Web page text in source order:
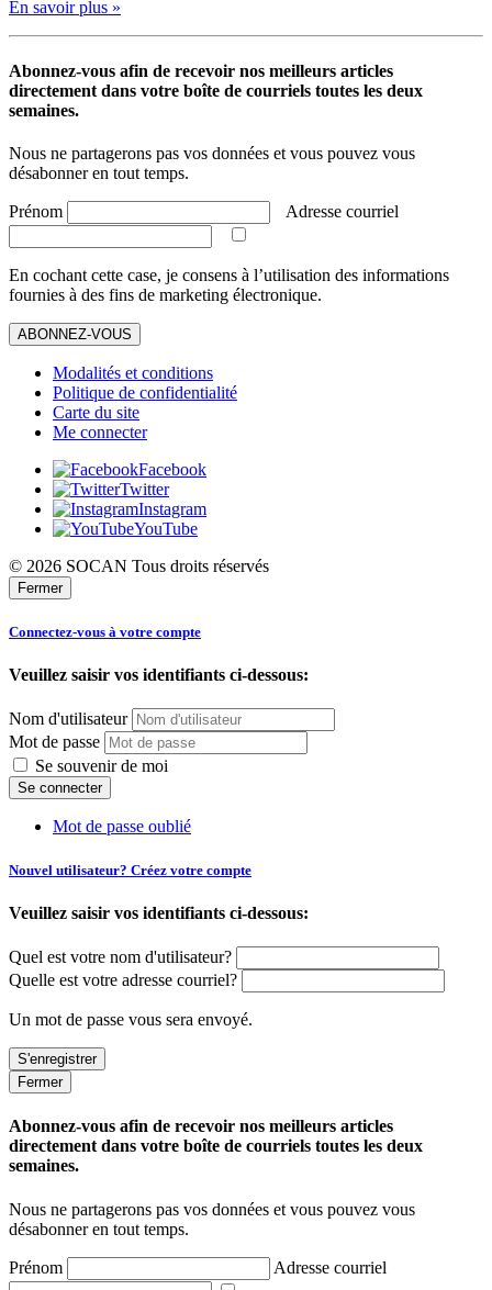
En savoir plus »
Abonnez-vous afin de recevoir nos meilleurs articles
directement dans votre boîte de courriels toutes les deux
semaines.
Nous ne partagerons pas vos données et vous pouvez vous
désabonner en tout temps.
Prénom Adresse courriel
En cochant cette case, je consens à l’utilisation des informations
fournies à des fins de marketing électronique.
ABONNEZ-VOUS
Modalités et conditions
Politique de confidentialité
Carte du site
Me connecter
Facebook
Twitter
Instagram
YouTube
© 2026 SOCAN Tous droits réservés
Fermer
Connectez-vous à votre compte
Veuillez saisir vos identifiants ci-dessous:
Nom d'utilisateur
Mot de passe
Se souvenir de moi
Mot de passe oublié
Nouvel utilisateur? Créez votre compte
Veuillez saisir vos identifiants ci-dessous:
Quel est votre nom d'utilisateur?
Quelle est votre adresse courriel?
Un mot de passe vous sera envoyé.
Fermer
Abonnez-vous afin de recevoir nos meilleurs articles
directement dans votre boîte de courriels toutes les deux
semaines.
Nous ne partagerons pas vos données et vous pouvez vous
désabonner en tout temps.
Prénom Adresse courriel